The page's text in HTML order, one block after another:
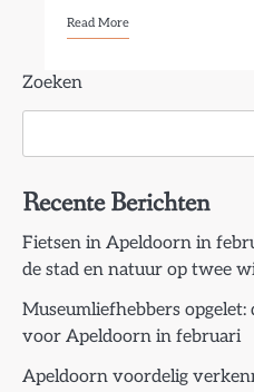
Read More
Zoeken
Recente Berichten
Fietsen in Apeldoorn in
de stad en natuur op twee
Museumliefhebbers
voor Apeldoorn in februari
Apeldoorn voordelig